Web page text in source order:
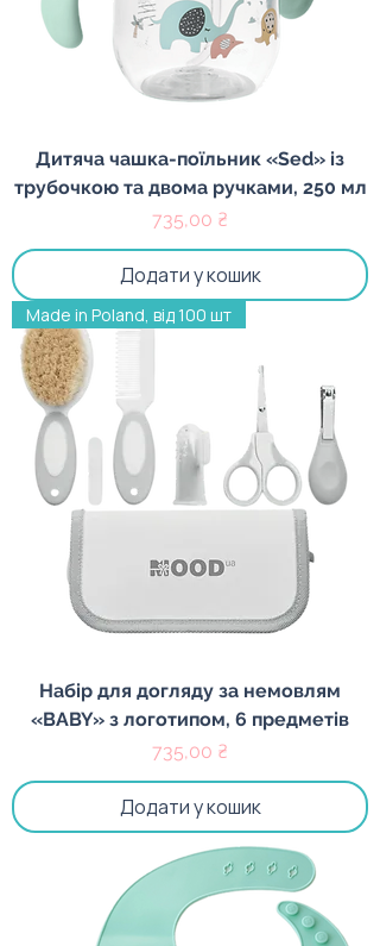
Дитяча чашка-поїльник «Sed» із
трубочкою та двома ручками, 250 мл
Ціна
735,00 ₴
Додати у кошик
Made in Poland, від 100 шт
Набір для догляду за немовлям
«BABY» з логотипом, 6 предметів
Ціна
735,00 ₴
Додати у кошик